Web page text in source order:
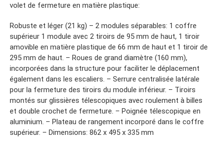
volet de fermeture en matière plastique:
Robuste et léger (21 kg) – 2 modules séparables: 1 coffre
supérieur 1 module avec 2 tiroirs de 95 mm de haut, 1 tiroir
amovible en matière plastique de 66 mm de haut et 1 tiroir de
295 mm de haut. – Roues de grand diamètre (160 mm),
incorporées dans la structure pour faciliter le déplacement
également dans les escaliers. – Serrure centralisée latérale
pour la fermeture des tiroirs du module inférieur. – Tiroirs
montés sur glissières télescopiques avec roulement à billes
et double crochet de fermeture. – Poignée télescopique en
aluminium. – Plateau de rangement incorporé dans le coffre
supérieur. – Dimensions: 862 x 495 x 335 mm